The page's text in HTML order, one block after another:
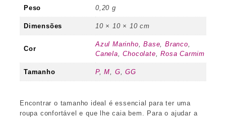
Peso 0,20 g
Dimensões 10 × 10 × 10 cm
Cor
Azul Marinho,Base,Branco,
Canela,Chocolate,Rosa Carmim
Tamanho P,M, G,GG
Encontrar o tamanho ideal é essencial para ter uma
roupa confortável e que lhe caia bem. Para o ajudar a